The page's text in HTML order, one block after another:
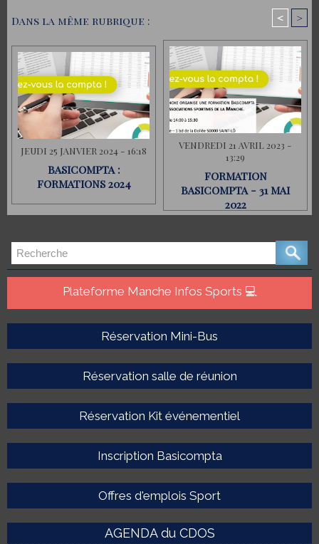
Dans la même rubrique : < >
JEUDI 25 JANVIER 2024 - 16:18
BASICOMPTA :
FORMATIONS 2024
VENDREDI 21 AVRIL 2023 -
13:29
FORMATION
BASICOMPTA - 31 MAI
2022
Plateforme Manche Infos Sports 💻
Réservation Mini-Bus
Réservation salle de réunion
Réservation Kit événementiel
Inscription Basicompta
Offres d'emplois Sport
AGENDA du CDOS